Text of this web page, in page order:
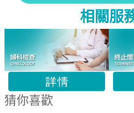
相關服
猜你喜歡